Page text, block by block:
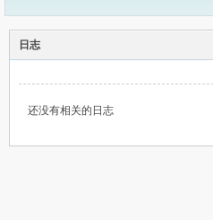
日志
还没有相关的日志